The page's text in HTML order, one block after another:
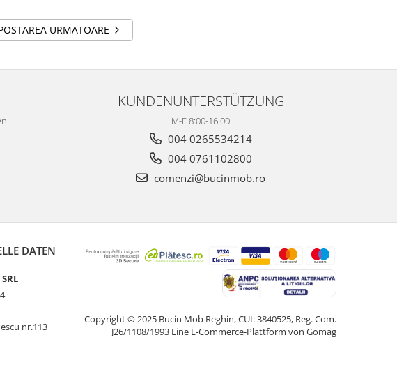
URMATOARE
KUNDENUNTERSTÜTZUNG
M-F 8:00-16:00
004 0265534214
004 0761102800
comenzi@bucinmob.ro
DATEN
nr.113
Copyright © 2025 Bucin Mob Reghin, CUI: 3840525, Reg. Com.
J26/1108/1993 Eine E-Commerce-Plattform von Gomag